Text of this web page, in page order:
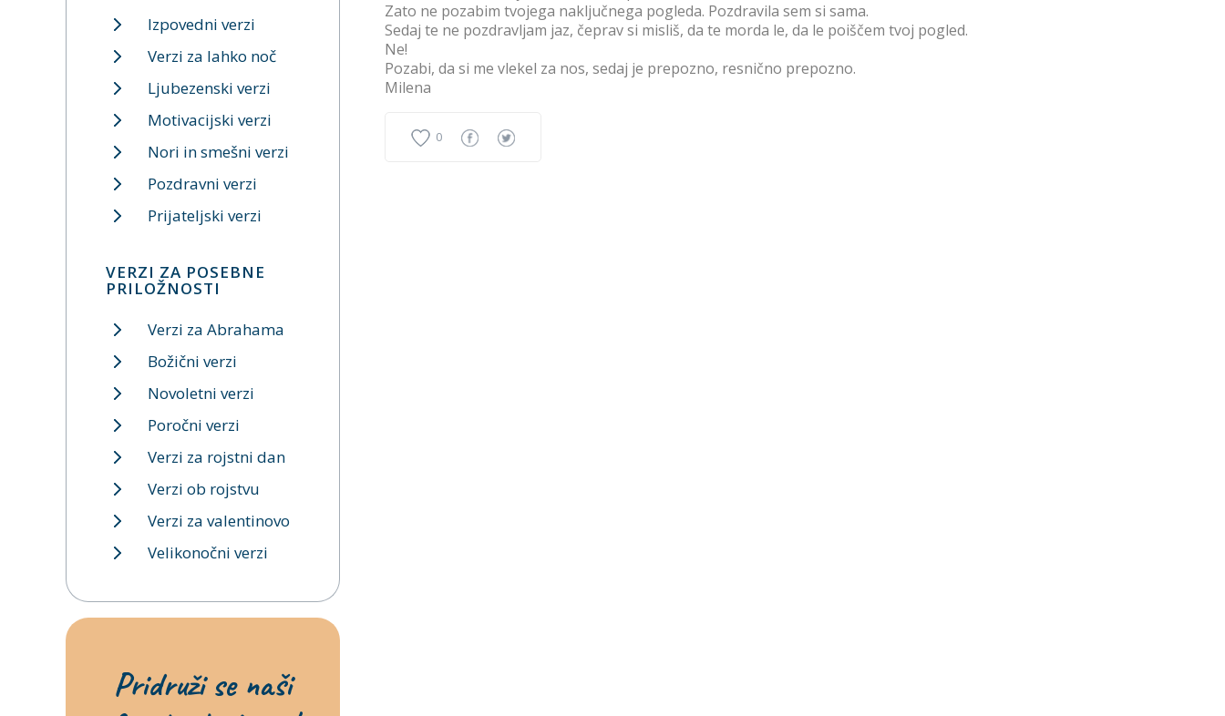
Zato ne pozabim tvojega naključnega pogleda. Pozdravila sem si sama.
Sedaj te ne pozdravljam jaz, čeprav si misliš, da te morda le, da le poiščem tvoj pogled.
Ne!
Pozabi, da si me vlekel za nos, sedaj je prepozno, resnično prepozno.
Milena
0
Izpovedni verzi
Verzi za lahko noč
Ljubezenski verzi
Motivacijski verzi
Nori in smešni verzi
Pozdravni verzi
Prijateljski verzi
VERZI ZA POSEBNE
PRILOŽNOSTI
Verzi za Abrahama
Božični verzi
Novoletni verzi
Poročni verzi
Verzi za rojstni dan
Verzi ob rojstvu
Verzi za valentinovo
Velikonočni verzi
Pridruži se naši